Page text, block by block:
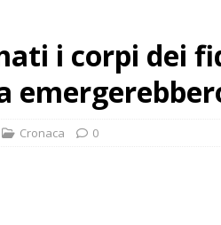
i corpi dei
Cronaca 0